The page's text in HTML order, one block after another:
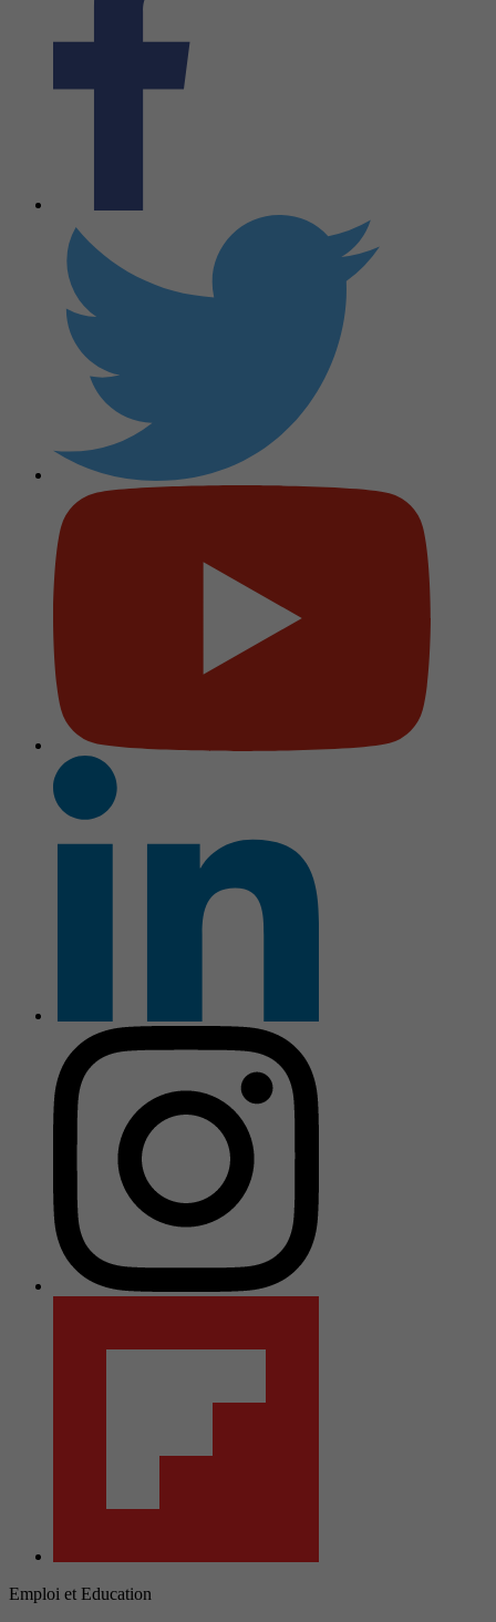
Emploi et Education